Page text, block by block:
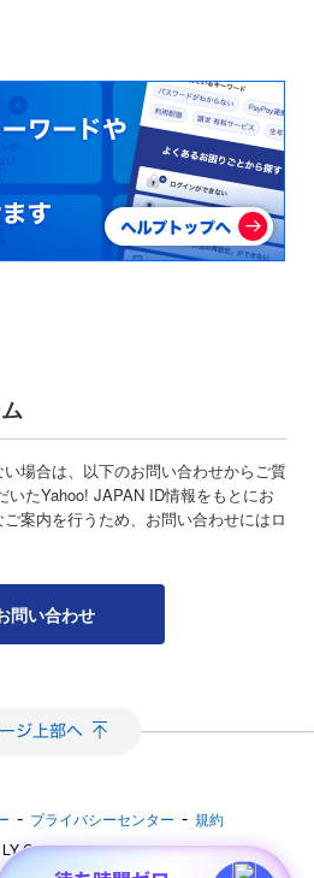
場合は、以下のお問い合わせからご質
いたYahoo! JAPAN ID情報をもとにお
案内を行うため、お問い合わせにはロ
問い合わせ
- プライバシーセンター - 規約
Corporation